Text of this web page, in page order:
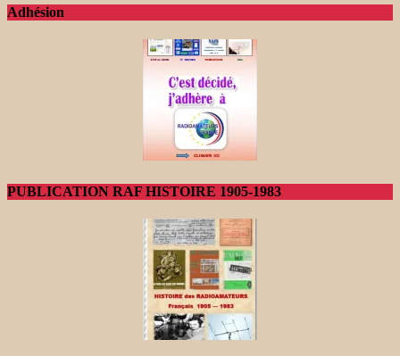
Adhésion
PUBLICATION RAF HISTOIRE 1905-1983